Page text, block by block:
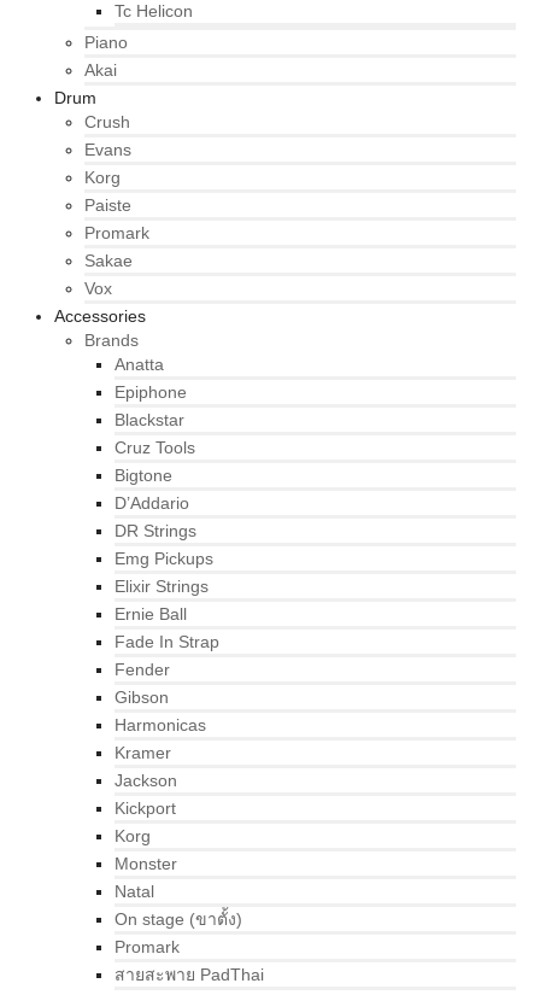
Tc Helicon
Piano
Akai
Drum
Crush
Evans
Korg
Paiste
Promark
Sakae
Vox
Accessories
Brands
Anatta
Epiphone
Blackstar
Cruz Tools
Bigtone
D’Addario
DR Strings
Emg Pickups
Elixir Strings
Ernie Ball
Fade In Strap
Fender
Gibson
Harmonicas
Kramer
Jackson
Kickport
Korg
Monster
Natal
On stage (ขาตั้ง)
Promark
สายสะพาย PadThai